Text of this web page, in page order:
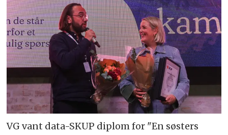
VG vant data-SKUP diplom for "En søsters